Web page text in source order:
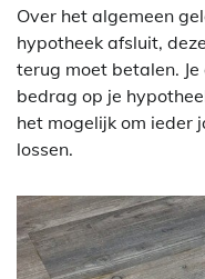
Over het algemeen
hypotheek afsluit,
terug moet betalen.
bedrag op je
het mogelijk om ieder
lossen.